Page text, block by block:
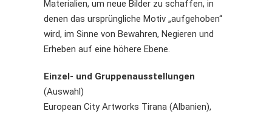
Materialien, um neue Bilder zu schaffen, in
denen das ursprüngliche Motiv „aufgehoben“
wird, im Sinne von Bewahren, Negieren und
Erheben auf eine höhere Ebene.
Einzel- und Gruppenausstellungen
(Auswahl)
European City Artworks Tirana (Albanien),